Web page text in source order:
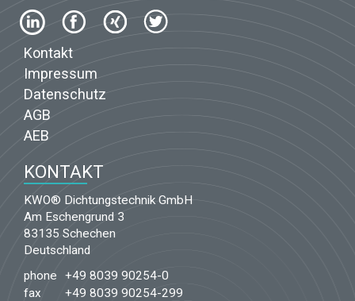
Kontakt
Impressum
Datenschutz
AGB
AEB
KONTAKT
KWO® Dichtungstechnik GmbH
Am Eschengrund 3
83135 Schechen
Deutschland
phone
+49 8039 90254-0
fax
+49 8039 90254-299